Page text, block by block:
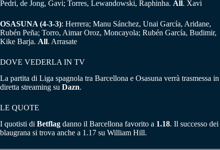
Pedri, de Jong, Gavi; Torres, Lewandowski, Raphinha. All. Xavi
OSASUNA (4-3-3): Herrera; Manu Sánchez, Unai García, Aridane,
Rubén Peña; Torro, Aimar Oroz, Moncayola; Rubén García, Budimir,
Kike Barja. All. Arrasate
DOVE VEDERLA IN TV
La partita di Liga spagnola tra Barcellona e Osasuna verrà trasmessa in
diretta streaming su Dazn.
LE QUOTE
I quotisti di Betflag danno il Barcellona favorito a 1.18. Il successo dei
blaugrana si trova anche a 1.17 su William Hill.